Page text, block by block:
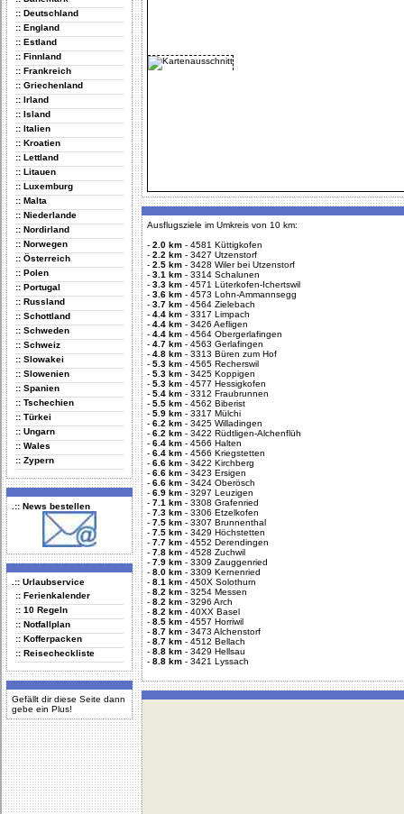
:: Deutschland
:: England
:: Estland
:: Finnland
:: Frankreich
:: Griechenland
:: Irland
:: Island
:: Italien
:: Kroatien
:: Lettland
:: Litauen
:: Luxemburg
:: Malta
:: Niederlande
:: Nordirland
:: Norwegen
:: Österreich
:: Polen
:: Portugal
:: Russland
:: Schottland
:: Schweden
:: Schweiz
:: Slowakei
:: Slowenien
:: Spanien
:: Tschechien
:: Türkei
:: Ungarn
:: Wales
:: Zypern
.:: News bestellen
.:: Urlaubservice
:: Ferienkalender
:: 10 Regeln
:: Notfallplan
:: Kofferpacken
:: Reisecheckliste
Gefällt dir diese Seite dann
gebe ein Plus!
Ausflugsziele im Umkreis von 10 km:
- 2.0 km - 4581 Küttigkofen
- 2.2 km - 3427 Utzenstorf
- 2.5 km - 3428 Wiler bei Utzenstorf
- 3.1 km - 3314 Schalunen
- 3.3 km - 4571 Lüterkofen-Ichertswil
- 3.6 km - 4573 Lohn-Ammannsegg
- 3.7 km - 4564 Zielebach
- 4.4 km - 3317 Limpach
- 4.4 km - 3426 Aefligen
- 4.4 km - 4564 Obergerlafingen
- 4.7 km - 4563 Gerlafingen
- 4.8 km - 3313 Büren zum Hof
- 5.3 km - 4565 Recherswil
- 5.3 km - 3425 Koppigen
- 5.3 km - 4577 Hessigkofen
- 5.4 km - 3312 Fraubrunnen
- 5.5 km - 4562 Biberist
- 5.9 km - 3317 Mülchi
- 6.2 km - 3425 Willadingen
- 6.2 km - 3422 Rüdtligen-Alchenflüh
- 6.4 km - 4566 Halten
- 6.4 km - 4566 Kriegstetten
- 6.6 km - 3422 Kirchberg
- 6.6 km - 3423 Ersigen
- 6.6 km - 3424 Oberösch
- 6.9 km - 3297 Leuzigen
- 7.1 km - 3308 Grafenried
- 7.3 km - 3306 Etzelkofen
- 7.5 km - 3307 Brunnenthal
- 7.5 km - 3429 Höchstetten
- 7.7 km - 4552 Derendingen
- 7.8 km - 4528 Zuchwil
- 7.9 km - 3309 Zauggenried
- 8.0 km - 3309 Kernenried
- 8.1 km - 450X Solothurn
- 8.2 km - 3254 Messen
- 8.2 km - 3296 Arch
- 8.2 km - 40XX Basel
- 8.5 km - 4557 Horriwil
- 8.7 km - 3473 Alchenstorf
- 8.7 km - 4512 Bellach
- 8.8 km - 3429 Hellsau
- 8.8 km - 3421 Lyssach